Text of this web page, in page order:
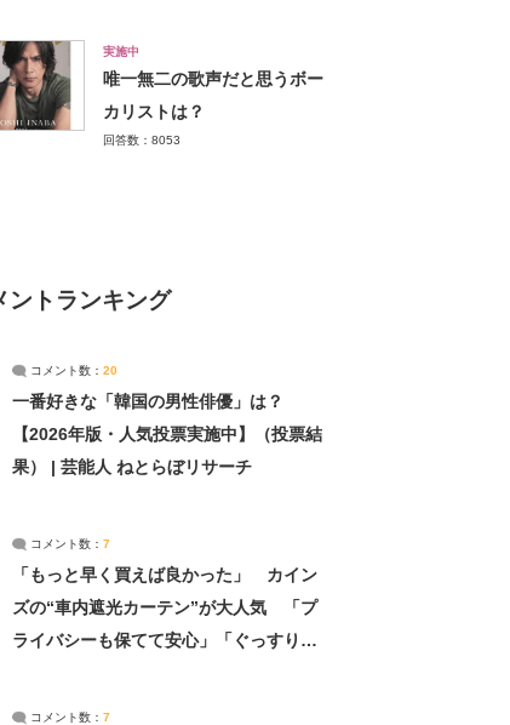
実施中
唯一無二の歌声だと思うボー
カリストは？
回答数：8053
ントランキング
コメント数： 20
一番好きな「韓国の男性俳優」は？
【2026年版・人気投票実施中】（投票結
果） | 芸能人 ねとらぼリサーチ
コメント数： 7
「もっと早く買えば良かった」 カイン
ズの“車内遮光カーテン”が大人気 「プ
ライバシーも保てて安心」「ぐっすり眠
コメント数： 7